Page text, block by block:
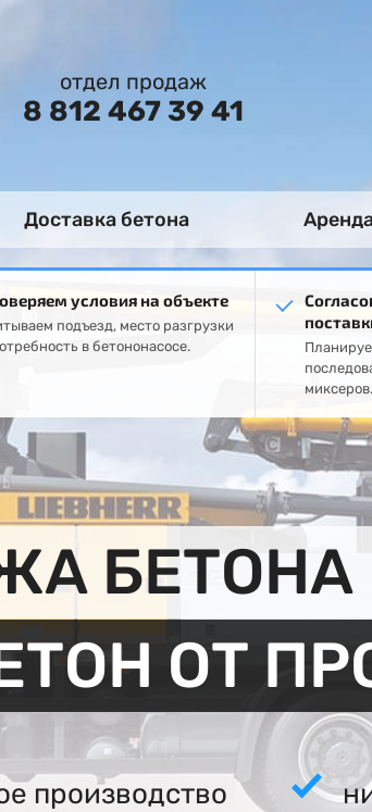
отдел продаж
8 812 467 39 41
Доставка бетона
условия на объекте
подъезд, место разгрузки
в бетононасосе.
миксеров.
ОТ
производство